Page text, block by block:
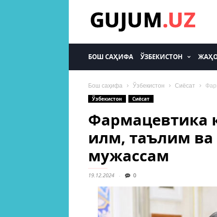
БОШ САҲИФА ЎЗБЕКИСТОН
Бош саҳифа Ўзбекистон Сиёсат
Ўзбекистон
Сиёсат
Фармацевтика
илм, таълим
мужассам
19.12.2024 0